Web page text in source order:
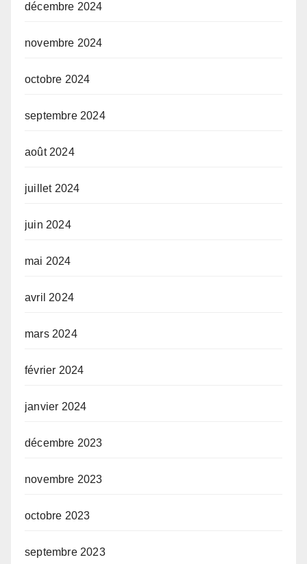
décembre 2024
novembre 2024
octobre 2024
septembre 2024
août 2024
juillet 2024
juin 2024
mai 2024
avril 2024
mars 2024
février 2024
janvier 2024
décembre 2023
novembre 2023
octobre 2023
septembre 2023